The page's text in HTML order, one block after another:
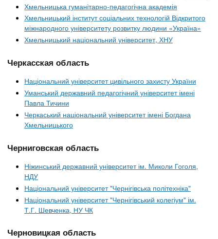
Хмельницька гуманітарно-педагогічна академія
Хмельницький інститут соціальних технологій Відкритого
міжнародного університету розвитку людини «Україна»
Хмельницький національний університет, ХНУ
Черкасская область
Національний університет цивільного захисту України
Уманський державний педагогічний університет імені
Павла Тичини
Черкаський національний університет імені Богдана
Хмельницького
Черниговская область
Ніжинський державний університет ім. Миколи Гоголя,
НДУ
Національний університет "Чернігівська політехніка"
Національний університет "Чернігівський колегіум" ім.
Т.Г. Шевченка, НУ ЧК
Черновицкая область